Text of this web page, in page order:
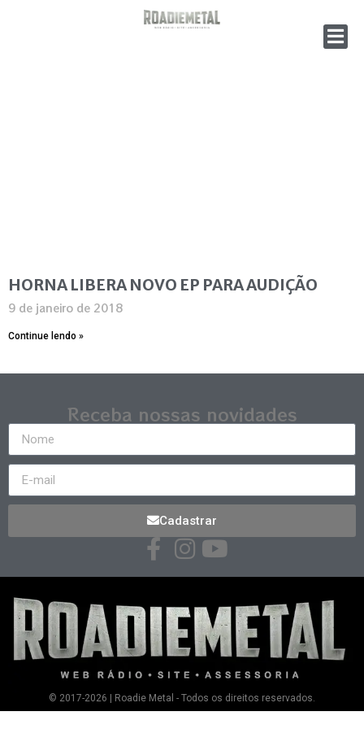
HORNA LIBERA NOVO EP PARA AUDIÇÃO
9 de janeiro de 2018
Continue lendo »
Receba nossas novidades
Cadastrar
© 2017-2026 | Roadie Metal - Todos os direitos reservados.